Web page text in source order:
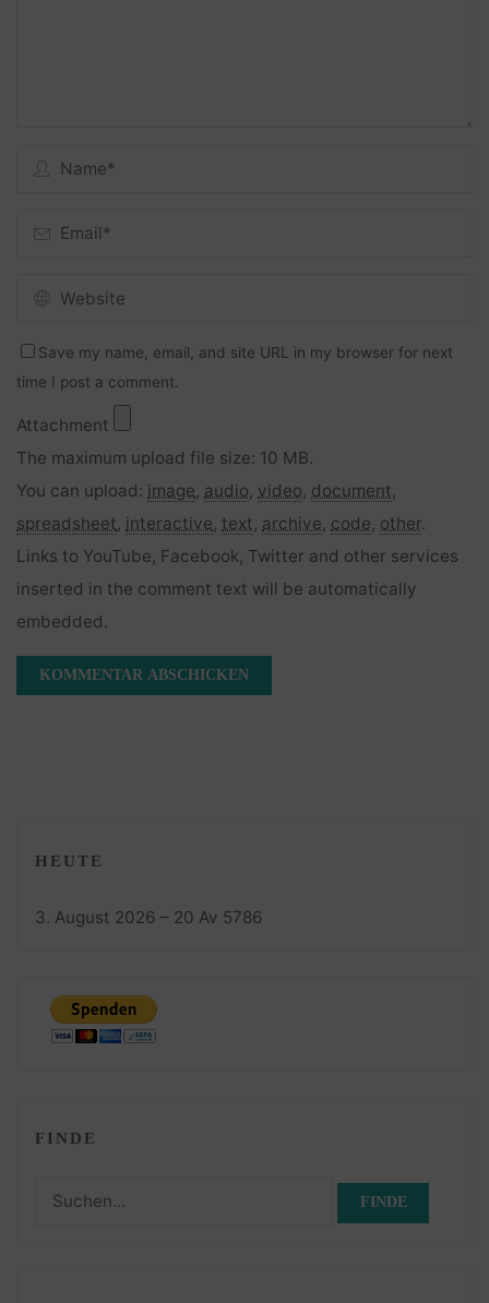
Save my name, email, and site URL in my browser for next
time I post a comment.
Attachment
The maximum upload file size: 10 MB.
You can upload: image, audio, video, document,
spreadsheet, interactive, text, archive, code, other.
Links to YouTube, Facebook, Twitter and other services
inserted in the comment text will be automatically
embedded.
HEUTE
3. August 2026 – 20 Av 5786
FINDE
Suchen